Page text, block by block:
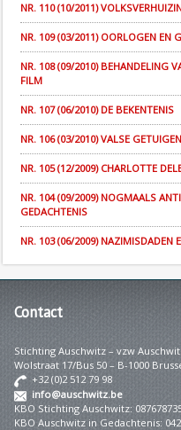
NR. 110 (10/2011)
NR. 109 (03/2011) OORLOGEN EN
NR. 108 (09/2010) BEHANDELING
FILM
NR. 107 (06/2010) DE BEKENTENIS
NR. 106 (03/2010) VALSE GETUIGEN
NR. 105 (12/2009) CHARLOTTE
NR. 104 (09/2009) NOGMAALS
GEDACHTENIS
NR. 103 (06/2009) NAZIMISDADEN
Contact
Stichting Auschwitz – vzw
Wolstraat 17/Bus 50 – B-1000
+32 (0)2 512 79 98
info@auschwitz.be
KBO Stichting Auschwitz:
KBO Auschwitz in Gedachtenis: